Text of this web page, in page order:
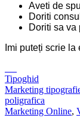
Aveti de
Doriti
Doriti sa
Imi puteți scrie
Tipoghid
Marketing
poligrafica
Marketing Online,